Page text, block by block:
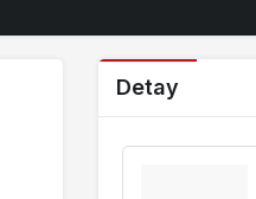
Detay